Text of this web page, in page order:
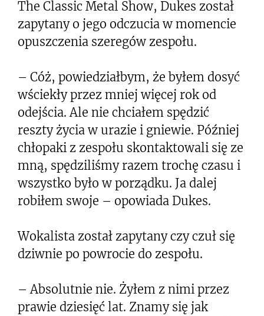
The Classic Metal Show, Dukes został
zapytany o jego odczucia w momencie
opuszczenia szeregów zespołu.
– Cóż, powiedziałbym, że byłem dosyć
wściekły przez mniej więcej rok od
odejścia. Ale nie chciałem spędzić
reszty życia w urazie i gniewie. Później
chłopaki z zespołu skontaktowali się ze
mną, spędziliśmy razem trochę czasu i
wszystko było w porządku. Ja dalej
robiłem swoje – opowiada Dukes.
Wokalista został zapytany czy czuł się
dziwnie po powrocie do zespołu.
– Absolutnie nie. Żyłem z nimi przez
prawie dziesięć lat. Znamy się jak